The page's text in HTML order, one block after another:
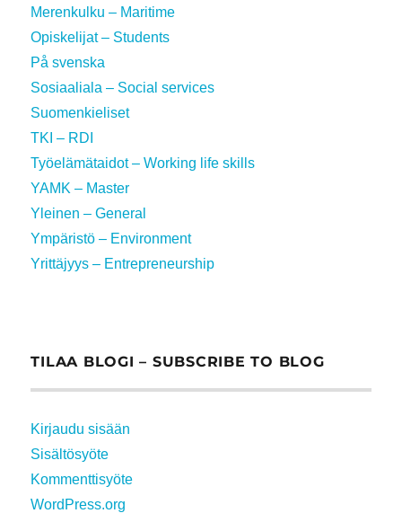
Merenkulku – Maritime
Opiskelijat – Students
På svenska
Sosiaaliala – Social services
Suomenkieliset
TKI – RDI
Työelämätaidot – Working life skills
YAMK – Master
Yleinen – General
Ympäristö – Environment
Yrittäjyys – Entrepreneurship
TILAA BLOGI – SUBSCRIBE TO BLOG
Kirjaudu sisään
Sisältösyöte
Kommenttisyöte
WordPress.org